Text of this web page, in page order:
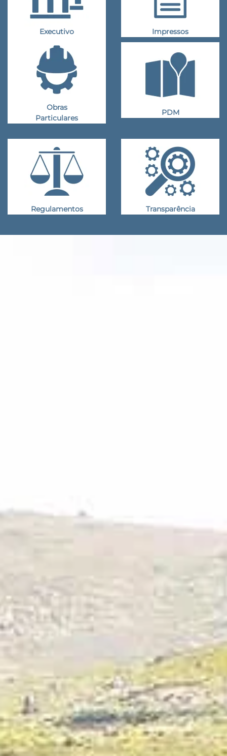
Executivo Impressos
Obras
Particulares
PDM
Regulamentos Transparência